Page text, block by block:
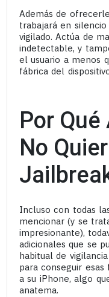
Además de
trabajará en
vigilado. Actúa de
indetectable, y
el usuario a menos
fábrica del
Por
No
Incluso con todas
mencionar (y se
impresionante),
adicionales que se
habitual de
para conseguir
a su iPhone, algo
anatema.